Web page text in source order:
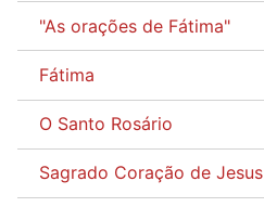
"As orações de Fátima"
Fátima
O Santo Rosário
Sagrado Coração de Jesus